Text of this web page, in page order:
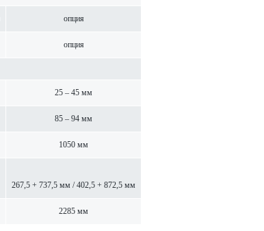
опция
опция
25 – 45 мм
85 – 94 мм
1050 мм
267,5 + 737,5 мм / 402,5 + 872,5 мм
2285 мм